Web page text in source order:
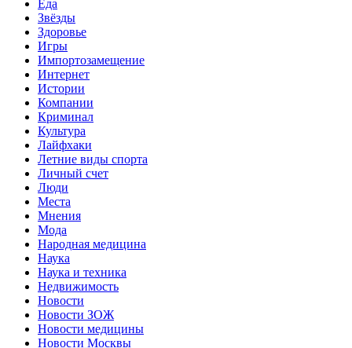
Еда
Звёзды
Здоровье
Игры
Импортозамещение
Интернет
Истории
Компании
Криминал
Культура
Лайфхаки
Летние виды спорта
Личный счет
Люди
Места
Мнения
Мода
Народная медицина
Наука
Наука и техника
Недвижимость
Новости
Новости ЗОЖ
Новости медицины
Новости Москвы